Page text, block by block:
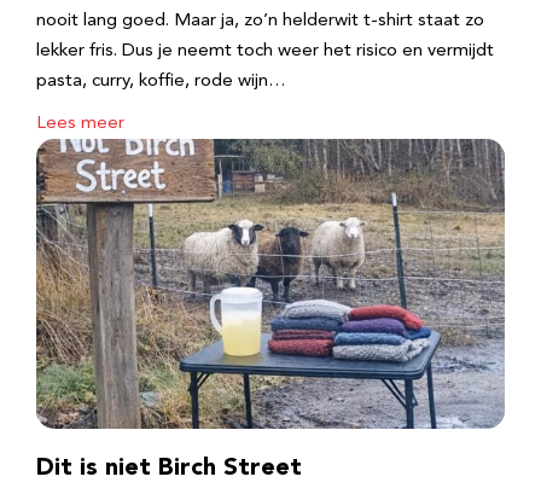
nooit lang goed. Maar ja, zo’n helderwit t-shirt staat zo
lekker fris. Dus je neemt toch weer het risico en vermijdt
pasta, curry, koffie, rode wijn…
Lees meer
Dit is niet Birch Street